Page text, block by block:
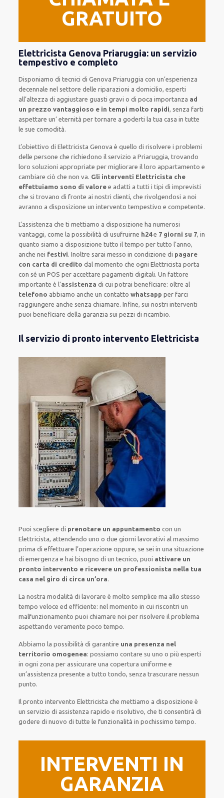
GRATUITO
Elettricista Genova Priaruggia: un servizio
tempestivo e completo
Disponiamo ditecnici di Genova Priaruggia con un’esperienza
decennalenel settore delle riparazioni a domicilio, esperti
all’altezza di aggiustare guasti gravi o di poca importanza ad
un prezzo vantaggioso e in tempi molto rapidi, senza farti
aspettare un’ eternità per tornare a goderti la tua casa in tutte
le sue comodità.
L’obiettivo di Elettricista Genova è quello di risolvere i problemi
delle persone cherichiedono il servizio a Priaruggia, trovando
loro soluzioni appropriate per migliorareil loro appartamento e
cambiare ciò che non va. Gli interventi Elettricista che
effettuiamo sono di valore e adatti a tutti i tipi di imprevisti
che si trovano di fronte ai nostri clienti, che rivolgendosi a noi
avranno a disposizione un interventotempestivo e competente.
L’assistenza che timettiamo a disposizione ha numerosi
vantaggi, come la possibilità di usufruirne h24e 7 giorni su 7, in
quanto siamo a disposizionetutto il tempo per tutto l’anno,
anche nei festivi.Inoltre sarai messo in condizione di pagare
con carta di credito dal momento che ogni Elettricistaporta
con séun POSper accettare pagamentidigitali.Un fattore
importante è l’assistenza di cui potrai beneficiare: oltre al
telefono abbiamo anche uncontatto whatsappper farci
raggiungere anche senza chiamare.Infine, sui nostri interventi
puoi beneficiare dellagaranzia sui pezzi di ricambio.
Il servizio di pronto intervento Elettricista
Puoi scegliere di prenotare un appuntamento con un
Elettricista, attendendouno o due giorni lavorativi al massimo
prima dieffettuare l’operazione oppure, se sei in una situazione
di emergenza e hai bisogno diun tecnico, puoi attivare un
pronto intervento e ricevere un professionista nella tua
casa nel giro di circa un’ora.
La nostra modalità di lavorare èmolto semplice ma allo stesso
tempo veloce ed efficiente: nel momento in cuiriscontriun
malfunzionamento puoi chiamare noi perrisolvere ilproblema
aspettando veramente poco tempo.
Abbiamo la possibilità di garantire una presenza nel
territorio omogenea:possiamo contare su uno o piùesperti
in ogni zona per assicurare una coperturauniforme e
un’assistenza presente atutto tondo, senzatrascurarenessun
punto.
Il pronto intervento Elettricistache mettiamo a disposizione è
un servizio di assistenza rapido e risolutivo, che ticonsentirà di
godere di nuovodi tutte le funzionalità in pochissimo tempo.
INTERVENTI IN
GARANZIA